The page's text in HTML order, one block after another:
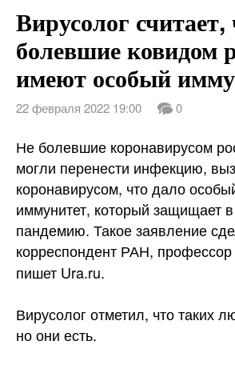
Слово Дело
Народные
ВТРК
Вирусолог считает,
болевшие ковидом
имеют особый
22 февраля 2022 19:00 0
Не болевшие коронавирусом
могли перенести инфекцию,
коронавирусом, что дало
иммунитет, который защищает
пандемию. Такое заявление
корреспондент РАН, профессор
пишет Ura.ru.
Вирусолог отметил, что таких
но они есть.